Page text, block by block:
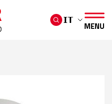
IT
MENU